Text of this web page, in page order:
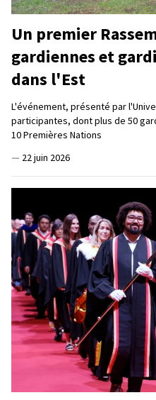
Un premier
gardiennes et
dans l'Est
L'événement, présenté par
participantes, dont plus de 50
10 Premières Nations
— 22 juin 2026